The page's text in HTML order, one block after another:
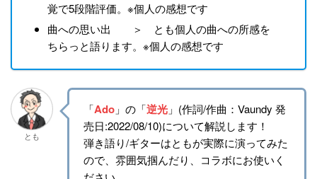
覚で5段階評価。※個人の感想です
曲への思い出 ＞ とも個人の曲への所感を
ちらっと語ります。※個人の感想です
とも
「Ado 」の「逆光 」(作詞/作曲：Vaundy 発
売日:2022/08/10)について解説します！
弾き語り/ギターはともが実際に演ってみた
ので、雰囲気掴んだり、コラボにお使いく